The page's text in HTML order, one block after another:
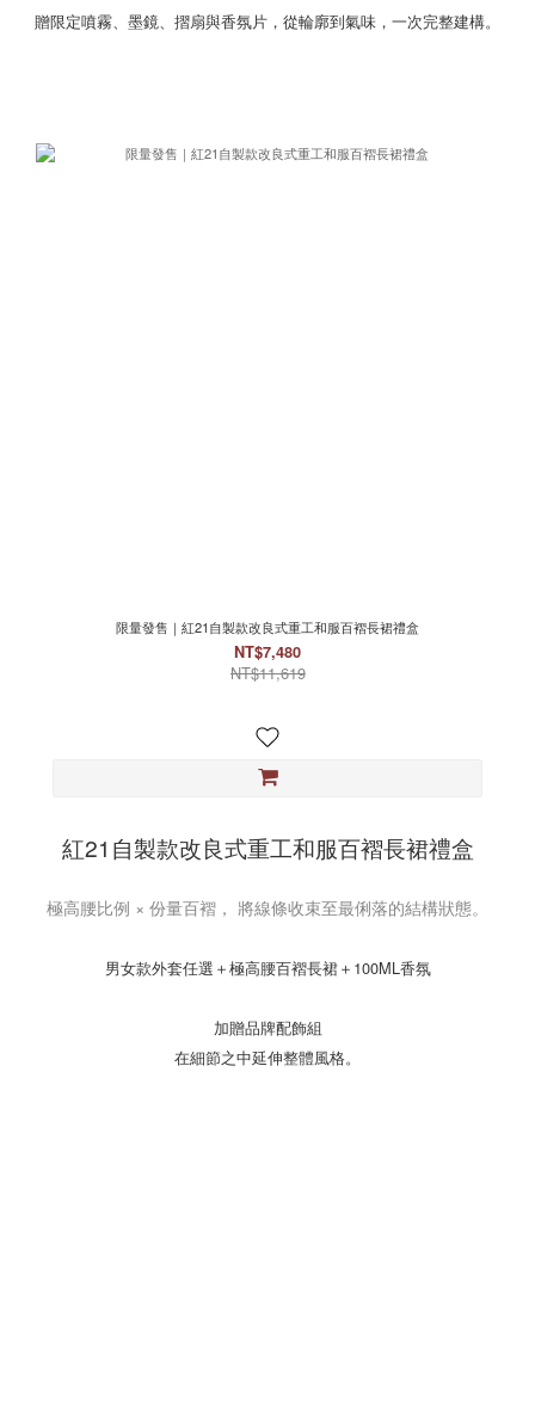
贈限定噴霧、墨鏡、摺扇與香氛片，從輪廓到氣味，一次完整建構。
限量發售｜紅21自製款改良式重工和服百褶長裙禮盒
NT$7,480
NT$11,619
紅21自製款改良式重工和服百褶長裙禮盒
極高腰比例 × 份量百褶， 將線條收束至最俐落的結構狀態。
男女款外套任選＋極高腰百褶長裙＋100ML香氛
加贈品牌配飾組
在細節之中延伸整體風格。